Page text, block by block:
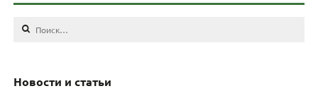
Найти:
Новости и статьи